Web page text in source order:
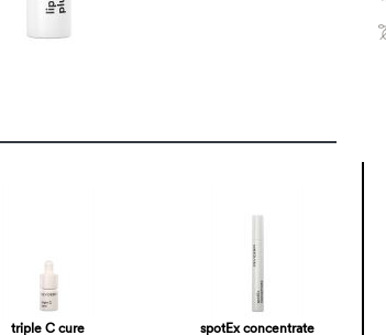
triple C cure spotEx concentrate